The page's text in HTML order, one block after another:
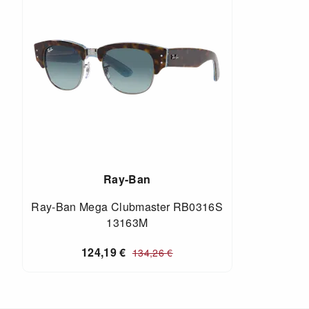
Ray-Ban
Ray-Ban Mega Clubmaster RB0316S
13163M
124,19€ 134,26€